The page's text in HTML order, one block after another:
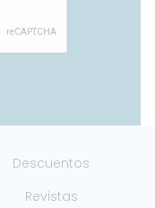
Descuentos
Revistas